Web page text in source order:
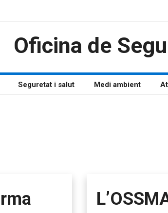
Oficina de
Seguretat i salut Medi ambient